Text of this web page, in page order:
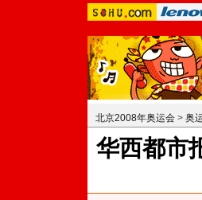
北京2008年奥运会 > 奥
华西都市